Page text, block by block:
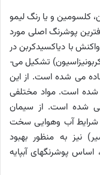
کلسومین و یا رنگ لیمو
پوشرنگ اصلی مورد
با دی­اکسیدکربن در
هوا پخت و کربنات کلسیم در حالت کلسیت (کربونیزاسیون) تشکیل می­
می ­شده است. از این
­شده است. مواد مختلفی
­شده است. از سیمان
شرایط آب ­وهوایی سخت
نیز به منظور بهبود
پوشرنگ­های آب­پایه